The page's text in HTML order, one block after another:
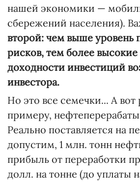
нашей экономики —
сбережений населения).
второй: чем выше уровень
рисков, тем более высокие
доходности инвестиций
инвестора.
Но это все семечки... А
примеру,
Реально поставляется на
допустим, 1 млн. тонн
прибыль от переработки
долл. на тонне (до уплаты